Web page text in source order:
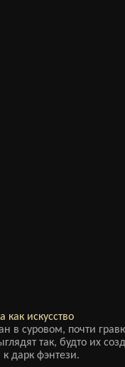
как искусство
в суровом, почти
так, будто их
дарк фэнтези.